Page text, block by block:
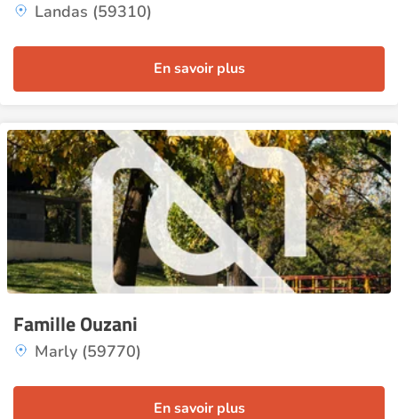
Landas (59310)
En savoir plus
Famille Ouzani
Marly (59770)
En savoir plus